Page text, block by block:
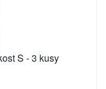
S - 3 kusy